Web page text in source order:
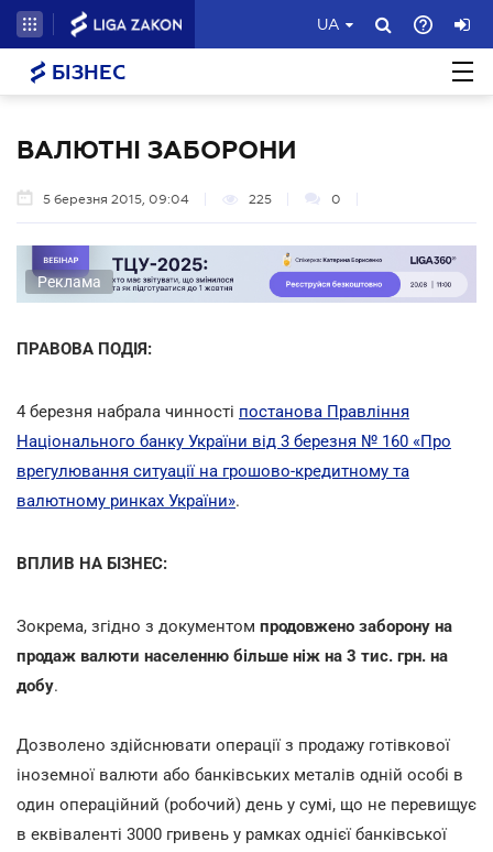
UA
БІЗНЕС
ВАЛЮТНІ ЗАБОРОНИ
5 березня 2015, 09:04 225 0
Реклама
ПРАВОВА ПОДІЯ:
4 березня набрала чинності постанова Правління
Національного банку України від 3 березня № 160 «Про
врегулювання ситуації на грошово-кредитному та
валютному ринках України».
ВПЛИВ НА БІЗНЕС:
Зокрема, згідно з документом продовжено заборону на
продаж валюти населенню більше ніж на 3 тис. грн. на
добу.
Дозволено здійснювати операції з продажу готівкової
іноземної валюти або банківських металів одній особі в
один операційний (робочий) день у сумі, що не перевищує
в еквіваленті 3000 гривень у рамках однієї банківської